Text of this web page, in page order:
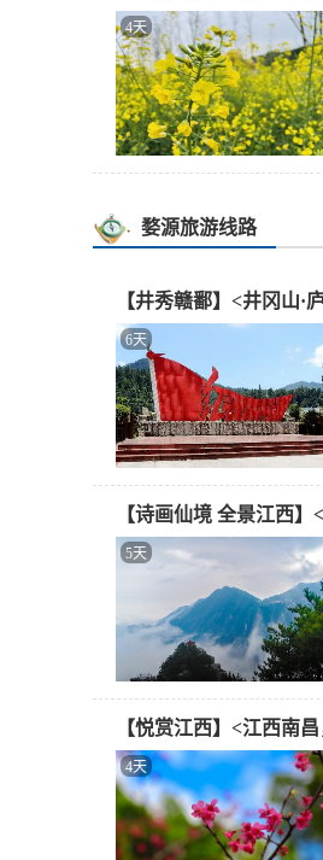
4天
婺源旅游线路
【井秀赣鄱】<井冈山·
6天
【诗画仙境 全景江西
5天
【悦赏江西】<江西南
4天